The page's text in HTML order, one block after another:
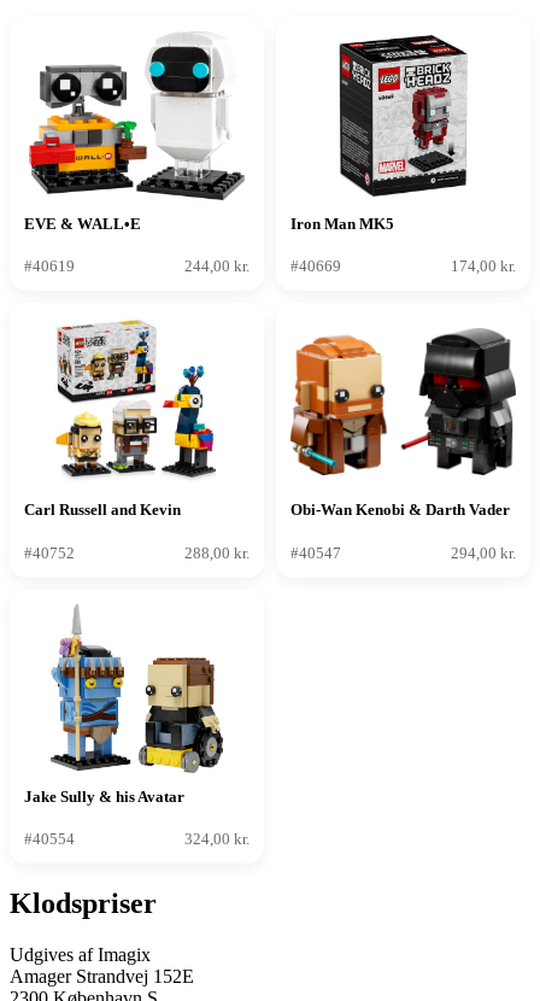
EVE & WALL•E
#40619 244,00 kr.
Iron Man MK5
#40669 174,00 kr.
Carl Russell and Kevin
#40752 288,00 kr.
Obi-Wan Kenobi & Darth Vader
#40547 294,00 kr.
Jake Sully & his Avatar
#40554 324,00 kr.
Klodspriser
Udgives af Imagix
Amager Strandvej 152E